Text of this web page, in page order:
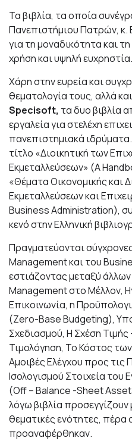
Τα βιβλία, τα οποία
Πανεπιστήμιου Πατρών, κ.
για τη μοναδικότητα και
χρήση και υψηλή ευχρηστία.
Χάρη στην ευρεία και
θεματολογία τους, αλλά
Specisoft, τα δυο βιβλία
εργαλεία για στελέχη
πανεπιστημιακά
τίτλο «Διοικητική των
Εκμεταλλεύσεων» (A
«Θέματα Οικονομικής και
Εκμεταλλεύσεων και
Business Administration),
κενό στην Ελληνική
Πραγματεύονται
Management και του
εστιάζοντας μεταξύ
Management στο Μέλλον,
Επικοινωνία, η
(Zero-Base Budgeting),
Σχεδιασμού, Η Σχέση
Τιμολόγηση, Το Κόστος
Αμοιβές Ελέγχου προς τις
Ισολογισμού Στοιχεία του
(Off – Balance -Sheet
λόγω βιβλία
θεματικές ενότητες,
προαναφέρθηκαν.